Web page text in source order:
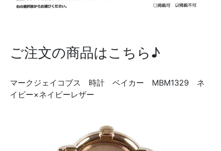
ご注文の商品はこちら♪
マークジェイコブス 時計 ベイカー MBM1329 ネ
イビー×ネイビーレザー